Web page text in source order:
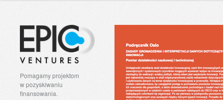
Pomagamy projektom
w pozyskiwaniu
finansowania.